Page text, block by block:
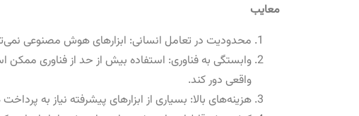
معایب
محدودیت در تعامل انسانی: ابزارهای هوش مصنوعی
وابستگی به فناوری: استفاده بیش از حد از فناوری ممکن
واقعی دور کند.
هزینه‌های بالا: بسیاری از ابزارهای پیشرفته نیاز به پرداخت